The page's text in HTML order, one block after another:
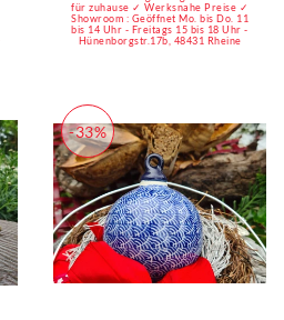
für zuhause ✓ Werksnahe Preise ✓
Showroom : Geöffnet Mo. bis Do. 11
bis 14 Uhr - Freitags 15 bis 18 Uhr -
Hünenborgstr.17b, 48431 Rheine
-33%